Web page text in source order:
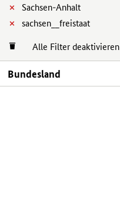
Sachsen-Anhalt
sachsen__freistaat
Alle Filter deaktivieren
Bundesland